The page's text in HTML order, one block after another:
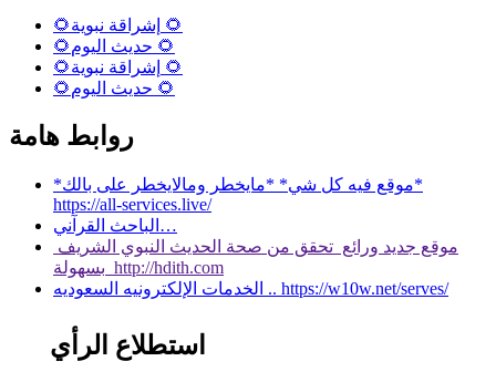
🌻إشراقة نبوية 🌻
🌻حديث اليوم 🌻
🌻إشراقة نبوية 🌻
🌻حديث اليوم 🌻
روابط هامة
*موقع فيه كل شي* *مايخطر ومالايخطر على بالك*
https://all-services.live/
الباحث القرآني…
موقع جديد ورائع تحقق من صحة الحديث النبوي الشريف
بسهولة http://hdith.com
الخدمات الإلكترونيه السعوديه .. https://w10w.net/serves/
استطلاع الرأي